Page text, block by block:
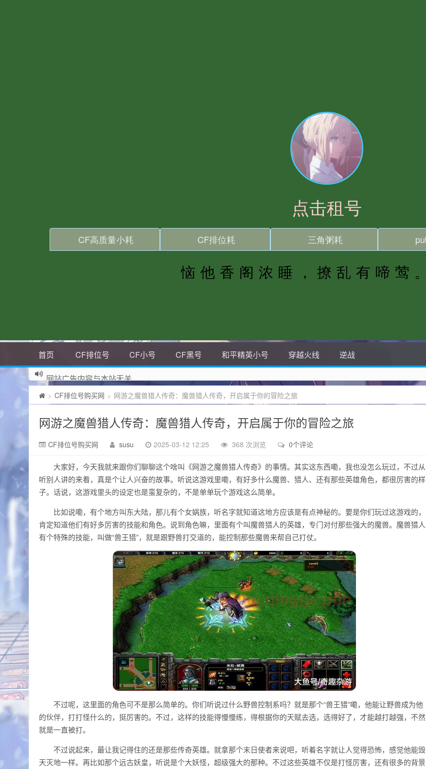
首页 CF排位号 CF小号 CF黑号 和平精英小号 穿越火线 逆战
网站广告内容与本站无关
> CF排位号购买网 > 网游之魔兽猎人传奇：魔兽猎人传奇，开启属于你的冒险之旅
网游之魔兽猎人传奇：魔兽猎人传奇，开启属于你的冒险之旅
CF排位号购买网 susu 2025-03-12 12:25 368 次浏览 0个评论
大家好，今天我就来跟你们聊聊这个啥叫《网游之魔兽猎人传奇》的事情。其实这东西嘞，我也没怎么玩过，不过从
听别人讲的来看，真是个让人兴奋的故事。听说这游戏里嘞，有好多什么魔兽、猎人、还有那些英雄角色，都很厉害的样
子。话说，这游戏里头的设定也是蛮复杂的，不是单单玩个游戏这么简单。
比如说嘞，有个地方叫东大陆，那儿有个女娲族，听名字就知道这地方应该是有点神秘的。要是你们玩过这游戏的，
肯定知道他们有好多厉害的技能和角色。说到角色嘛，里面有个叫魔兽猎人的英雄，专门对付那些强大的魔兽。魔兽猎人
有个特殊的技能，叫做“兽王猎”，就是跟野兽打交道的，能控制那些魔兽来帮自己打仗。
不过呢，这里面的角色可不是那么简单的。你们听说过什么野兽控制系吗？就是那个“兽王猎”嘞，他能让野兽成为他
的伙伴，打打怪什么的，挺厉害的。不过，这样的技能得慢慢练，得根据你的天赋去选，选得好了，才能越打越强，不然
就是一直被打。
不过说起来，最让我记得住的还是那些传奇英雄。就拿那个末日使者来说吧，听着名字就让人觉得恐怖，感觉他能毁
天灭地一样。再比如那个远古妖皇，听说是个大妖怪，超级强大的那种。不过这些英雄不仅是打怪厉害，还有很多的背景